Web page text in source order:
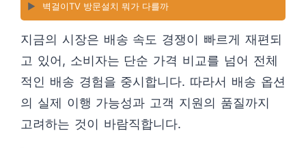
▶️ 벽걸이TV 방문설치 뭐가 다를까
지금의 시장은 배송 속도 경쟁이 빠르게 재편되
고 있어, 소비자는 단순 가격 비교를 넘어 전체
적인 배송 경험을 중시합니다. 따라서 배송 옵션
의 실제 이행 가능성과 고객 지원의 품질까지
고려하는 것이 바람직합니다.